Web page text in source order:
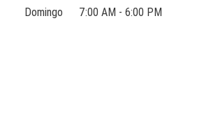
Domingo
7:00 AM - 6:00 PM